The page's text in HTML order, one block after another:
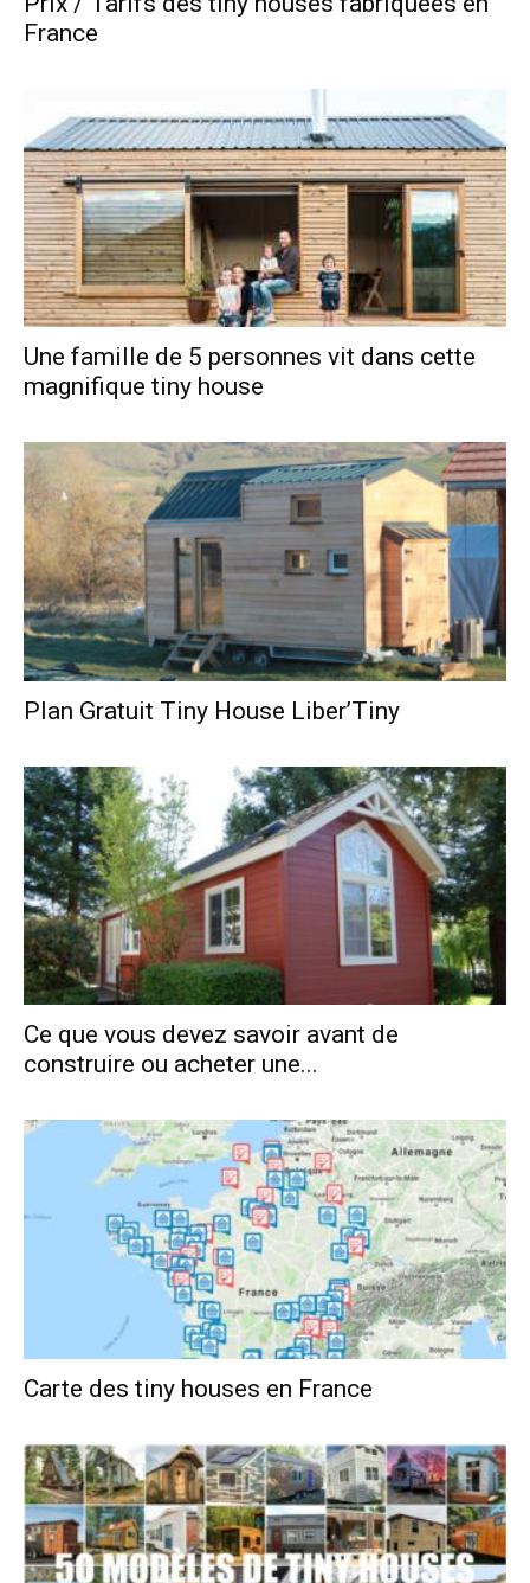
France
Une famille de 5 personnes vit dans cette
magnifique tiny house
Plan Gratuit Tiny House Liber’Tiny
Ce que vous devez savoir avant de
construire ou acheter une...
Carte des tiny houses en France